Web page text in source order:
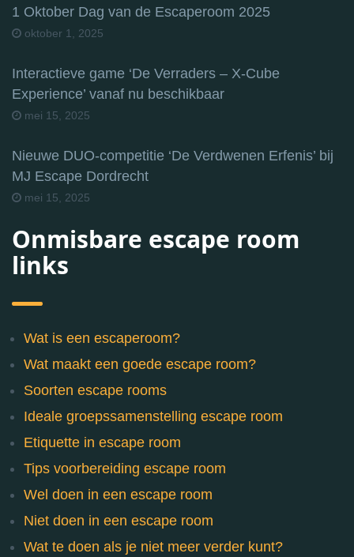
1 Oktober Dag van de Escaperoom 2025
oktober 1, 2025
Interactieve game ‘De Verraders – X-Cube
Experience’ vanaf nu beschikbaar
mei 15, 2025
Nieuwe DUO-competitie ‘De Verdwenen Erfenis’ bij
MJ Escape Dordrecht
mei 15, 2025
Onmisbare escape room
links
Wat is een escaperoom?
Wat maakt een goede escape room?
Soorten escape rooms
Ideale groepssamenstelling escape room
Etiquette in escape room
Tips voorbereiding escape room
Wel doen in een escape room
Niet doen in een escape room
Wat te doen als je niet meer verder kunt?